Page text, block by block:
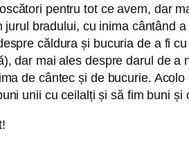
pentru tot ce avem, dar
jurul bradului, cu inima cântând
căldura și bucuria de a fi
dar mai ales despre darul de
de cântec și de bucurie.
unii cu ceilalți și să fim buni